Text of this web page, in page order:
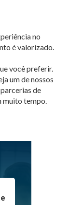
no
é valorizado.
você preferir.
um de nossos
de
muito tempo.